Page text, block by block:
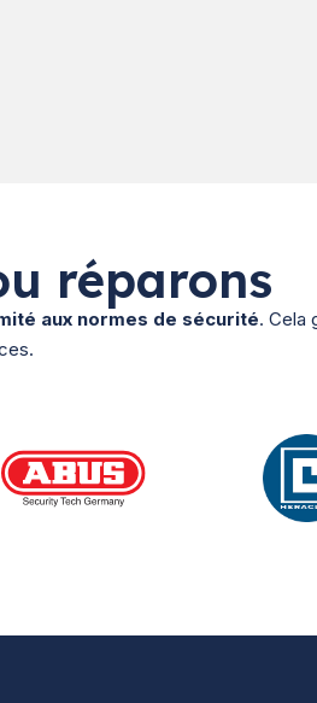
réparons
aux normes de sécurité. Cela